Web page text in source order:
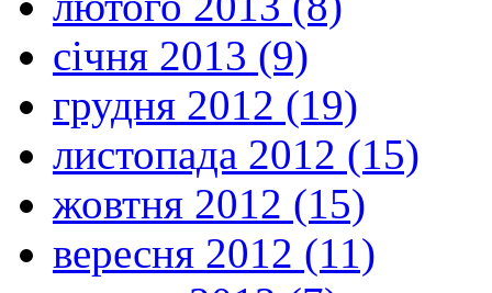
січня 2013 (9)
грудня 2012 (19)
листопада 2012 (15)
жовтня 2012 (15)
вересня 2012 (11)